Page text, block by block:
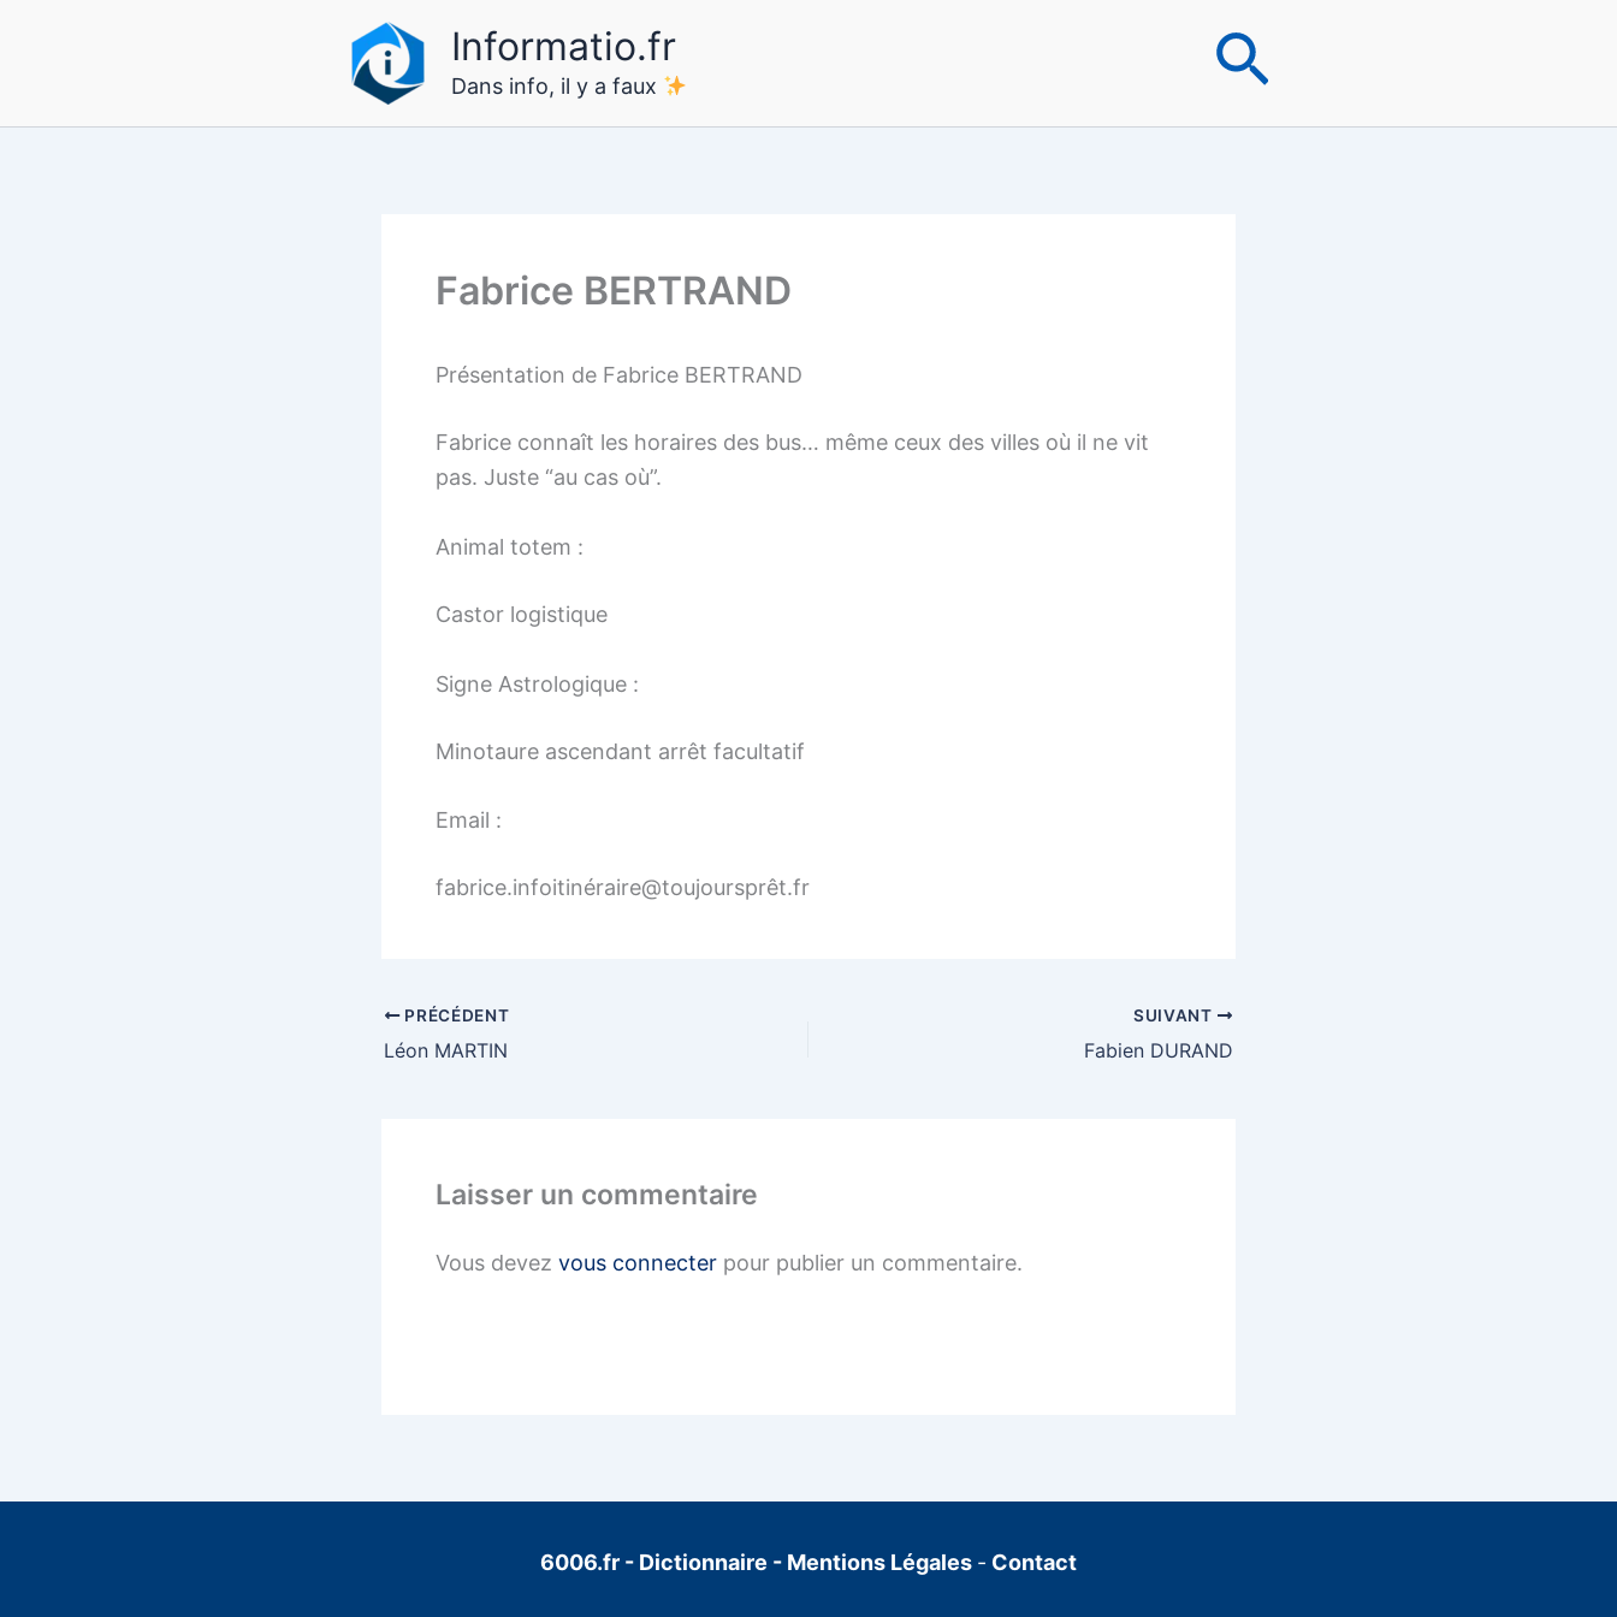
Informatio.fr
Dans info, il y a faux Rechercher
Fabrice BERTRAND
Présentation de Fabrice BERTRAND
Fabrice connaît les horaires des bus… même ceux des villes où il ne vit
pas. Juste “au cas où”.
Animal totem :
Castor logistique
Signe Astrologique :
Minotaure ascendant arrêt facultatif
Email :
fabrice.infoitinéraire@toujoursprêt.fr
PRÉCÉDENT
Léon MARTIN
SUIVANT
Fabien DURAND
Laisser un commentaire
Vous devez vous connecter pour publier un commentaire.
6006.fr - Dictionnaire - Mentions Légales - Contact